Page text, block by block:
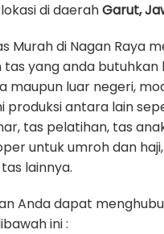
di daerahGarut,
Murah di Nagan Raya
yang anda butuhkan
maupun luar negeri,
produksi antara lain
tas pelatihan, tas
untuk umroh dan
lainnya.
Anda dapat
ini :